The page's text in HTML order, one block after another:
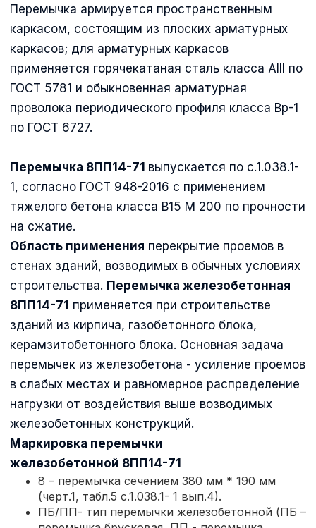
Перемычка армируется пространственным
каркасом, состоящим из плоских арматурных
каркасов; для арматурных каркасов
применяется горячекатаная сталь класса АIII по
ГОСТ 5781 и обыкновенная арматурная
проволока периодического профиля класса Вр-1
по ГОСТ 6727.
Перемычка 8ПП14-71 выпускается по с.1.038.1-
1, согласно ГОСТ 948-2016 с применением
тяжелого бетона класса В15 М 200 по прочности
на сжатие.
Область применения перекрытие проемов в
стенах зданий, возводимых в обычных условиях
строительства. Перемычка железобетонная
8ПП14-71 применяется при строительстве
зданий из кирпича, газобетонного блока,
керамзитобетонного блока. Основная задача
перемычек из железобетона - усиление проемов
в слабых местах и равномерное распределение
нагрузки от воздействия выше возводимых
железобетонных конструкций.
Маркировка перемычки
железобетонной 8ПП14-71
8 – перемычка сечением 380 мм * 190 мм
(черт.1, табл.5 с.1.038.1- 1 вып.4).
ПБ/ПП- тип перемычки железобетонной (ПБ –